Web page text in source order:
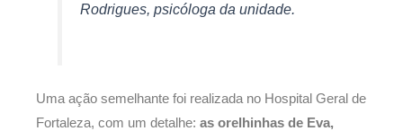
Rodrigues, psicóloga da unidade.
Uma ação semelhante foi realizada no Hospital Geral de
Fortaleza, com um detalhe: as orelhinhas de Eva,